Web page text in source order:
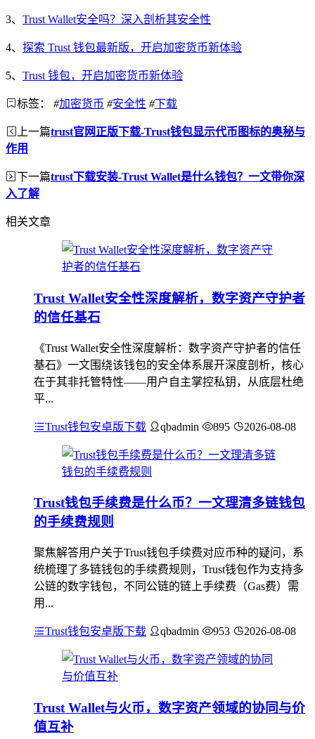
3、 Trust Wallet安全吗？深入剖析其安全性
4、 探索 Trust 钱包最新版，开启加密货币新体验
5、 Trust 钱包，开启加密货币新体验
标签： #加密货币 #安全性 #下载
上一篇trust官网正版下载-Trust钱包显示代币图标的奥秘与
作用
下一篇trust下载安装-Trust Wallet是什么钱包？一文带你深
入了解
相关文章
Trust Wallet安全性深度解析，数字资产守护者
的信任基石
《Trust Wallet安全性深度解析：数字资产守护者的信任
基石》一文围绕该钱包的安全体系展开深度剖析，核心
在于其非托管特性——用户自主掌控私钥，从底层杜绝
平...
Trust钱包安卓版下载 qbadmin 895 2026-08-08
Trust钱包手续费是什么币？一文理清多链钱包
的手续费规则
聚焦解答用户关于Trust钱包手续费对应币种的疑问，系
统梳理了多链钱包的手续费规则，Trust钱包作为支持多
公链的数字钱包，不同公链的链上手续费（Gas费）需
用...
Trust钱包安卓版下载 qbadmin 953 2026-08-08
Trust Wallet与火币，数字资产领域的协同与价
值互补